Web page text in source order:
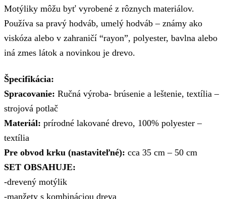
Motýliky môžu byť vyrobené z rôznych materiálov.
Používa sa pravý hodváb, umelý hodváb – známy ako
viskóza alebo v zahraničí “rayon”, polyester, bavlna alebo
iná zmes látok a novinkou je drevo.
Špecifikácia:
Spracovanie: Ručná výroba- brúsenie a leštenie, textília –
strojová potlač
Materiál: prírodné lakované drevo, 100% polyester –
textília
Pre obvod krku (nastaviteľné): cca 35 cm – 50 cm
SET OBSAHUJE:
-drevený motýlik
-manžety s kombináciou dreva